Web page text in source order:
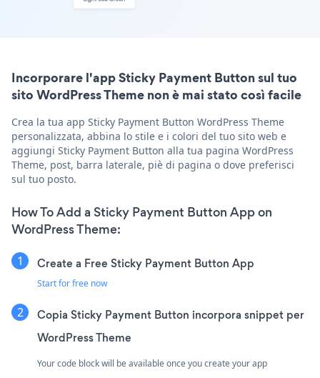
Incorporare l'app Sticky Payment Button sul tuo
sito WordPress Theme non è mai stato così facile
Crea la tua app Sticky Payment Button WordPress Theme
personalizzata, abbina lo stile e i colori del tuo sito web e
aggiungi Sticky Payment Button alla tua pagina WordPress
Theme, post, barra laterale, piè di pagina o dove preferisci
sul tuo posto.
How To Add a Sticky Payment Button App on
WordPress Theme:
Create a Free Sticky Payment Button App
Start for free now
Copia Sticky Payment Button incorpora snippet per
WordPress Theme
Your code block will be available once you create your app